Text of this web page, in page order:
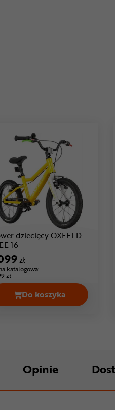
16 Cena 499,99 zł
dziecięcy OXFELD
16 Cena: 1 099 zł
zł
katalogowa:
zł
Do koszyka
Rower dziecięcy
Opinie